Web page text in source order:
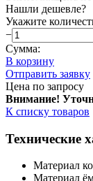
Нашли дешевле?
Укажите
−
Сумма:
В корзину
Отправить заявку
Цена по запросу
Внимание!
К списку товаров
Технические
Материал
Материал